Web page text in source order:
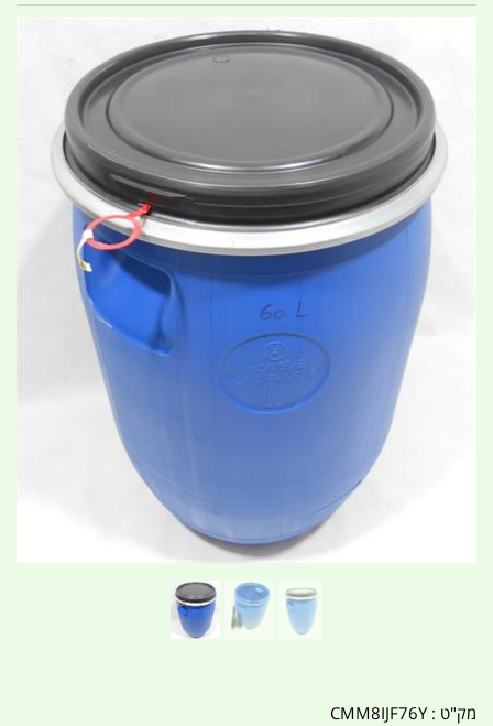
מק"ט :CMM8IJF76Y